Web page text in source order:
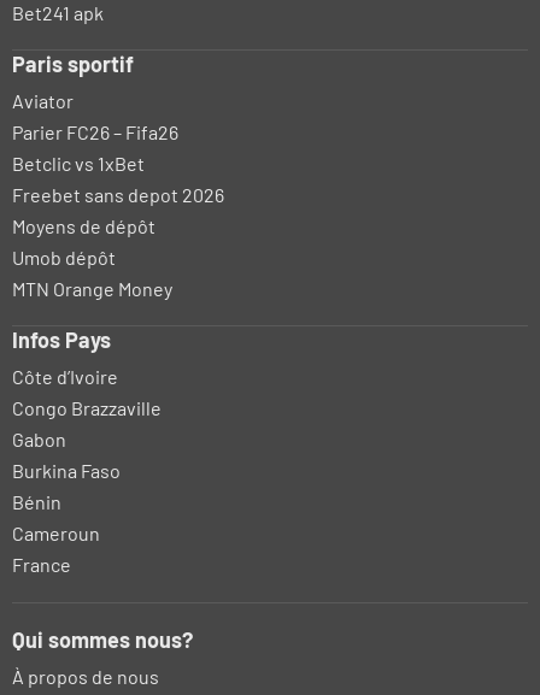
Bet241 apk
Paris sportif
Aviator
Parier FC26 – Fifa26
Betclic vs 1xBet
Freebet sans depot 2026
Moyens de dépôt
Umob dépôt
MTN Orange Money
Infos Pays
Côte d’Ivoire
Congo Brazzaville
Gabon
Burkina Faso
Bénin
Cameroun
France
Qui sommes nous?
À propos de nous